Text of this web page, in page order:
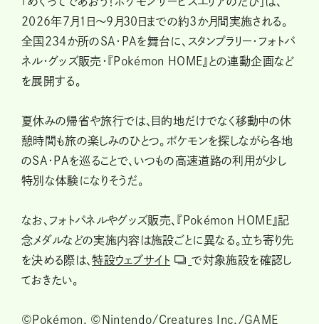
2026年7月1日～9月30日までの約3か月間実施される。
全国234か所のSA・PAを舞台に、スタンプラリー・フォトパ
ネル・グッズ販売・『Pokémon HOME』との連動企画など
を展開する。
夏休みの帰省や旅行では、目的地だけでなく移動中の休
憩時間も旅の楽しみのひとつ。ポケモンを探しながら各地
のSA・PAを巡ることで、いつもの高速道路の利用が少し
特別な体験になりそうだ。
なお、フォトパネルやグッズ販売、『Pokémon HOME』記
念メダルなどの実施内容は施設ごとに異なる。立ち寄り先
を決める際は、特設ウェブサイト
で対象施設を確認し
ておきたい。
©Pokémon. ©Nintendo/Creatures Inc./GAME